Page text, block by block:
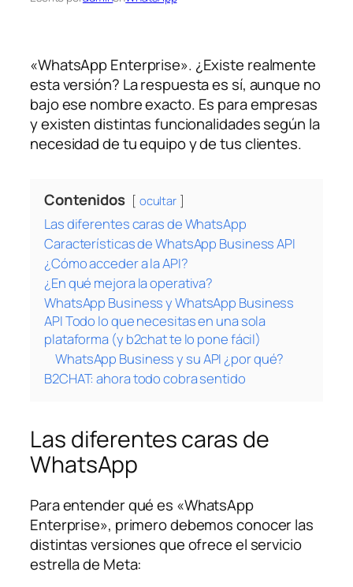
«WhatsApp Enterprise». ¿Existe realmente
esta versión? La respuesta es sí, aunque no
bajo ese nombre exacto. Es para empresas
y existen distintas funcionalidades según la
necesidad de tu equipo y de tus clientes.
Contenidos ocultar
Las diferentes caras de WhatsApp
Características de WhatsApp Business API
¿Cómo acceder a la API?
¿En qué mejora la operativa?
WhatsApp Business y WhatsApp Business
API Todo lo que necesitas en una sola
plataforma (y b2chat te lo pone fácil)
WhatsApp Business y su API ¿por qué?
B2CHAT: ahora todo cobra sentido
Las diferentes caras de
WhatsApp
Para entender qué es «WhatsApp
Enterprise», primero debemos conocer las
distintas versiones que ofrece el servicio
estrella de Meta: